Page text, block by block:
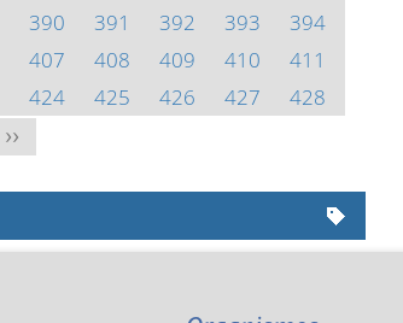
390 391 392 393
394
407 408 409 410
411
424 425 426 427
428
>>